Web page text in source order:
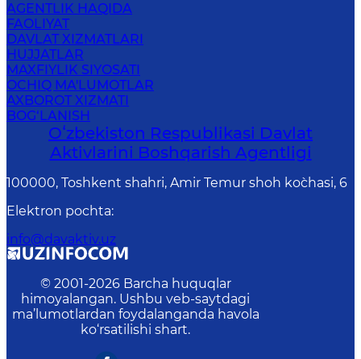
AGENTLIK HAQIDA
FAOLIYAT
DAVLAT XIZMATLARI
HUJJATLAR
MAXFIYLIK SIYOSATI
OCHIQ MA'LUMOTLAR
AXBOROT XIZMATI
BOG‘LANISH
Oʻzbekiston Respublikasi Davlat
Aktivlarini Boshqarish Agentligi
100000, Toshkent shahri, Amir Temur shoh ko`chasi, 6
Elektron pochta:
info@davaktiv.uz
© 2001-2026 Barcha huquqlar
himoyalangan. Ushbu veb-saytdagi
ma’lumotlardan foydalanganda havola
ko‘rsatilishi shart.